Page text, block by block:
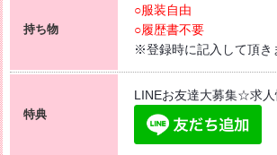
持ち物
○服装自由
○履歴書不要
※登録時に記入して頂き
特典
LINEお友達大募集☆求